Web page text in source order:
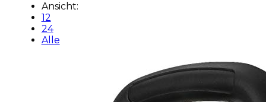
Ansicht:
12
24
Alle